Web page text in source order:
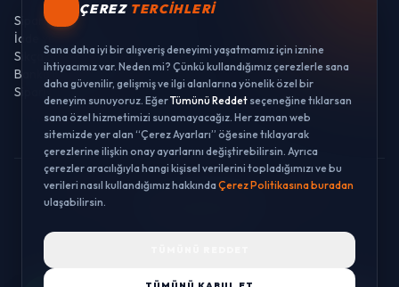
Sipariş Takibi
İade ve Değişim
Sıkça Sorulan Sorular
Banka Hesaplarımız
Sipariş Takibi
© 2026 LUSTWAY. TÜM HAKLARI SAKLIDIR.
ÇEREZ TERCIHLERI
Sana daha iyi bir alışveriş deneyimi yaşatmamız için iznine
ihtiyacımız var. Neden mi? Çünkü kullandığımız çerezlerle sana
daha güvenilir, gelişmiş ve ilgi alanlarına yönelik özel bir
deneyim sunuyoruz. EğerTümünü Reddet seçeneğine tıklarsan
sana özel hizmetimizi sunamayacağız. Her zaman web
sitemizde yer alan “Çerez Ayarları” öğesine tıklayarak
çerezlerine ilişkin onay ayarlarını değiştirebilirsin. Ayrıca
çerezler aracılığıyla hangi kişisel verilerini topladığımızı ve bu
verileri nasıl kullandığımız hakkındaÇerez Politikasına buradan
ulaşabilirsin.